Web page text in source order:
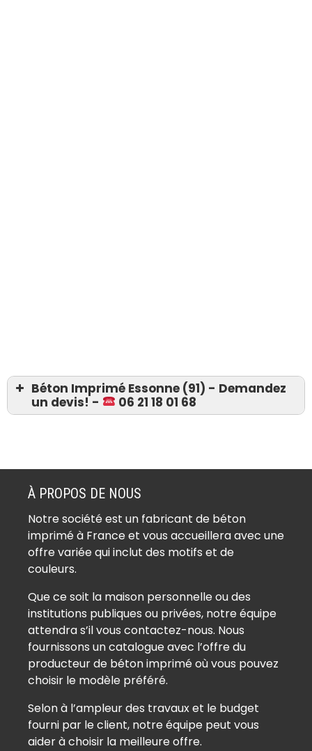
Béton Imprimé Essonne (91) - Demandez
un devis! -
06 21 18 01 68
Béton imprimé Abbéville-la-Rivière
(91150)
Béton imprimé Angerville (91670)
Béton imprimé Angervilliers (91470)
Béton imprimé Arpajon (91290)
Béton imprimé Arrancourt (91690)
Béton imprimé Authon-la-Plaine
(91410)
Béton imprimé Auvernaux (91830)
Béton imprimé Auvers-Saint-
Georges (91580)
Béton imprimé Avrainville (91630)
Béton imprimé Ballainvilliers (91160)
Béton imprimé Ballancourt-sur-
À PROPOS DE NOUS
Notre société est un fabricant de béton
imprimé à France et vous accueillera avec une
offre variée qui inclut des motifs et de
couleurs.
Que ce soit la maison personnelle ou des
institutions publiques ou privées, notre équipe
attendra s’il vous contactez-nous. Nous
fournissons un catalogue avec l’offre du
producteur de béton imprimé où vous pouvez
choisir le modèle préféré.
Selon à l’ampleur des travaux et le budget
fourni par le client, notre équipe peut vous
aider à choisir la meilleure offre.